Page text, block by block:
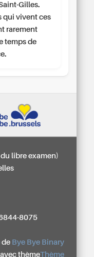
Gilles.
qui vivent ces
rarement
temps de
libre examen)
8075
de Bye Bye Binary
thèmeThème